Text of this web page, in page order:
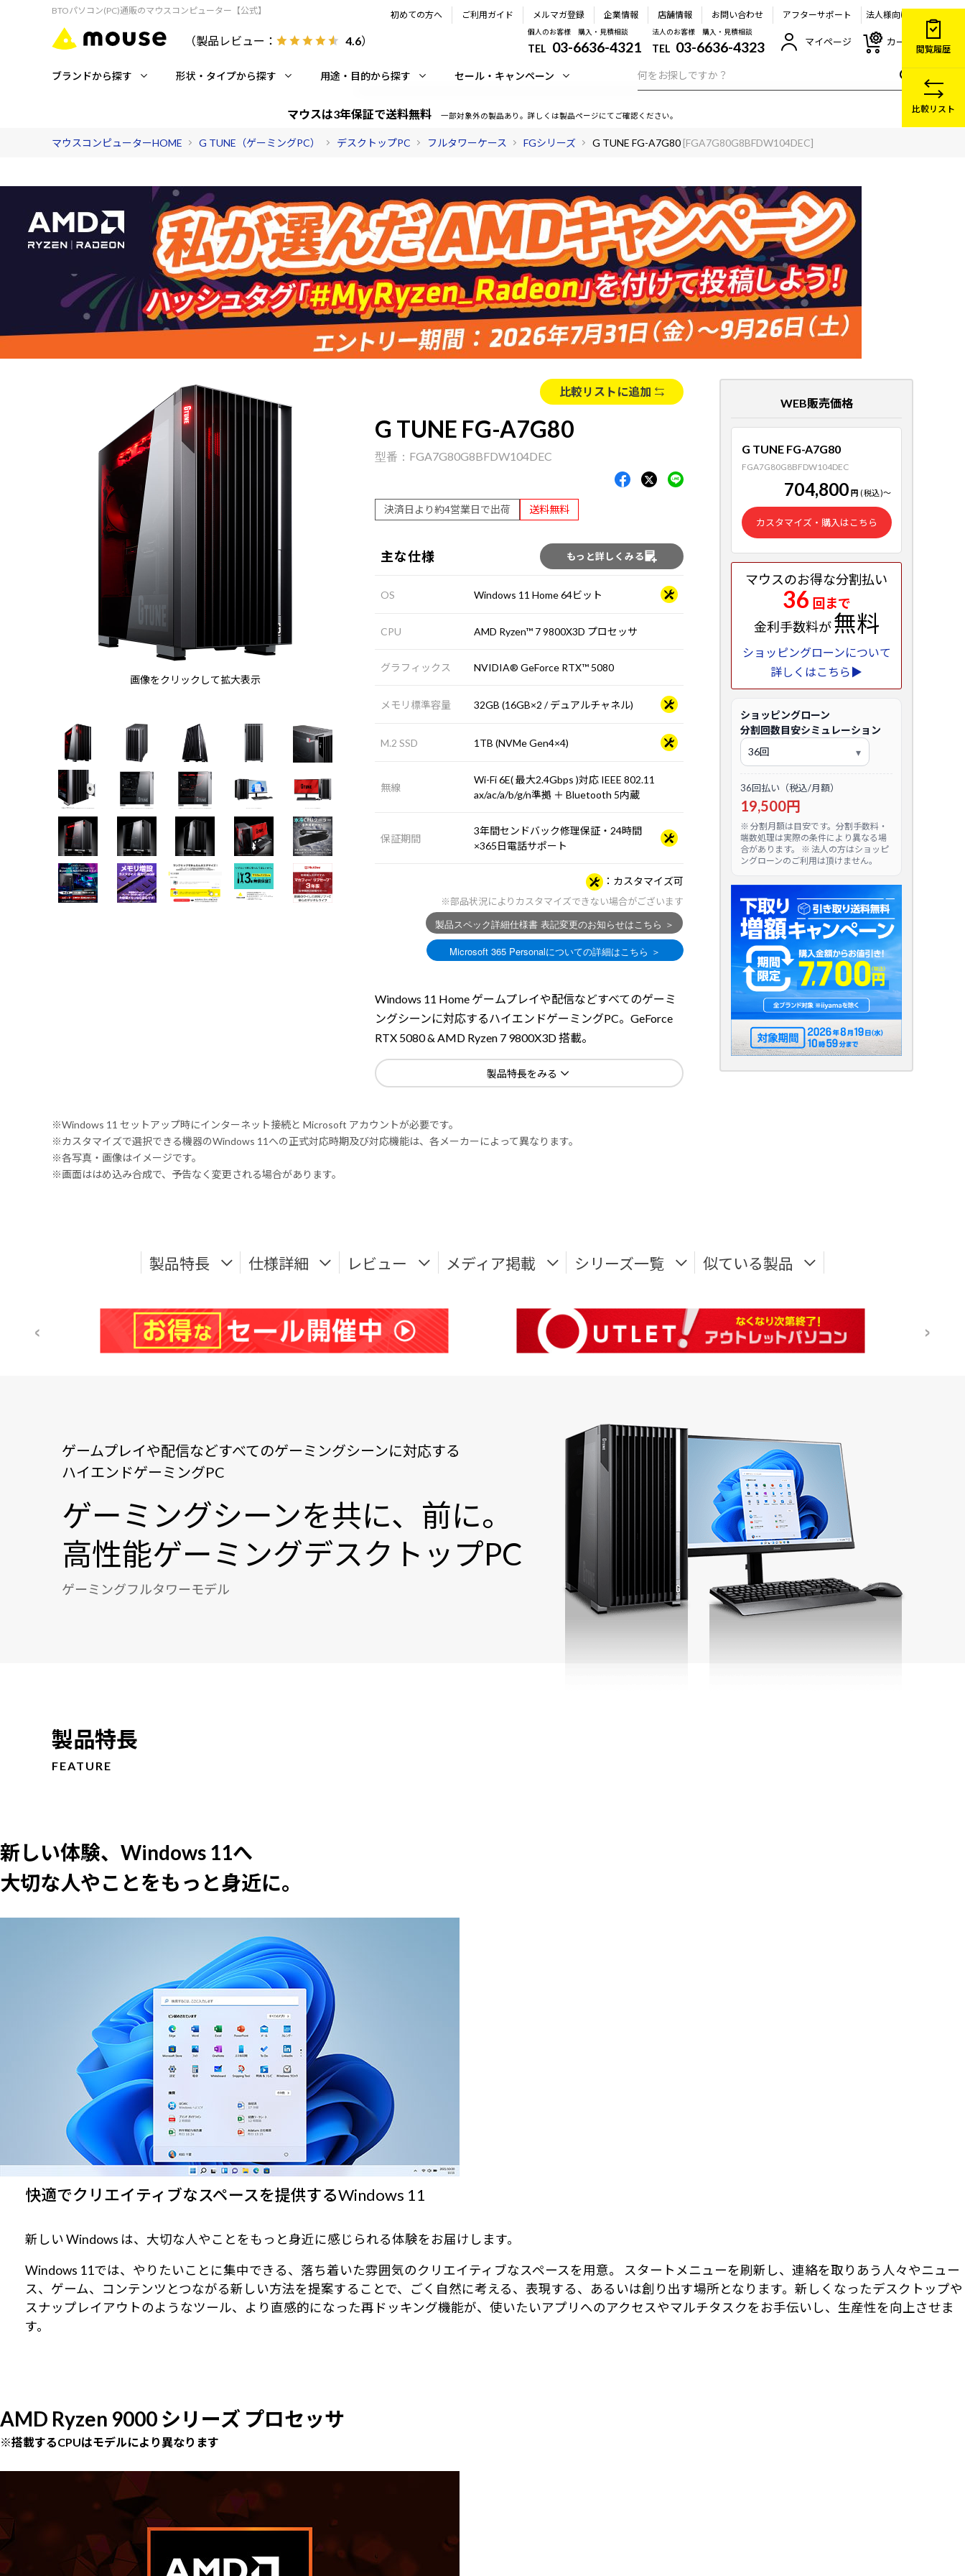
BTOパソコン(PC)通販のマウスコンピューター【公式】
（製品レビュー： 4.6）
初めての方へ ご利用ガイド メルマガ登録 企業情報 店舗情報 お問い合わせ アフターサポート 法人様向け
個人のお客様 購入・見積相談
TEL 03-6636-4321
法人のお客様 購入・見積相談
TEL 03-6636-4323 マイページ カート
ブランドから探す 形状・タイプから探す 用途・目的から探す セール・キャンペーン
マウスは3年保証で送料無料 一部対象外の製品あり。詳しくは製品ページにてご確認ください。
マウスコンピューターHOME G TUNE（ゲーミングPC） デスクトップPC フルタワーケース FGシリーズ G TUNE FG-A7G80 [FGA7G80G8BFDW104DEC]
画像をクリックして拡大表示
比較リストに追加
G TUNE FG-A7G80
FGA7G80G8BFDW104DEC
決済日より約4営業日で出荷 送料無料
主な仕様 もっと詳しくみる
OS Windows 11 Home 64ビット
CPU AMD Ryzen™ 7 9800X3D プロセッサ
グラフィックス NVIDIA® GeForce RTX™ 5080
メモリ標準容量 32GB (16GB×2 / デュアルチャネル)
M.2 SSD 1TB (NVMe Gen4×4)
無線
Wi-Fi 6E( 最大2.4Gbps )対応 IEEE 802.11
ax/ac/a/b/g/n準拠 ＋ Bluetooth 5内蔵
保証期間
3年間センドバック修理保証・24時間
×365日電話サポート
カスタマイズ可
※部品状況によりカスタマイズできない場合がございます
Windows 11 Home ゲームプレイや配信などすべてのゲーミ
ングシーンに対応するハイエンドゲーミングPC。GeForce
RTX 5080 & AMD Ryzen 7 9800X3D 搭載。
製品特長をみる
WEB販売価格
G TUNE FG-A7G80
FGA7G80G8BFDW104DEC
704,800 円 (税込)～
カスタマイズ・購入はこちら
マウスのお得な分割払い
36 回まで
金利手数料が無料
ショッピングローンについて
詳しくはこちら▶
ショッピングローン
分割回数目安シミュレーション
36回払い（税込/月額）
19,500円
※ 分割月額は目安です。分割手数料・
端数処理は実際の条件により異なる場
合があります。 ※ 法人の方はショッピ
ングローンのご利用は頂けません。
※Windows 11 セットアップ時にインターネット接続と Microsoft アカウントが必要です。
※カスタマイズで選択できる機器のWindows 11への正式対応時期及び対応機能は、各メーカーによって異なります。
※各写真・画像はイメージです。
※画面ははめ込み合成で、予告なく変更される場合があります。
製品特長 仕様詳細 レビュー メディア掲載 シリーズ一覧 似ている製品
ゲームプレイや配信などすべてのゲーミングシーンに対応する
ハイエンドゲーミングPC
ゲーミングシーンを共に、前に。
高性能ゲーミングデスクトップPC
ゲーミングフルタワーモデル
製品特長
FEATURE
新しい体験、Windows 11へ
大切な人やことをもっと身近に。
快適でクリエイティブなスペースを提供するWindows 11
新しい Windows は、大切な人やことをもっと身近に感じられる体験をお届けします。
Windows 11では、やりたいことに集中できる、落ち着いた雰囲気のクリエイティブなスペースを用意。 スタートメニューを刷新し、連絡を取りあう人々やニュー
ス、ゲーム、コンテンツとつながる新しい方法を提案することで、ごく自然に考える、表現する、あるいは創り出す場所となります。新しくなったデスクトップや
スナップレイアウトのようなツール、より直感的になった再ドッキング機能が、使いたいアプリへのアクセスやマルチタスクをお手伝いし、生産性を向上させま
す。
AMD Ryzen 9000 シリーズ プロセッサ
※搭載するCPUはモデルにより異なります
閲覧履歴
比較リスト